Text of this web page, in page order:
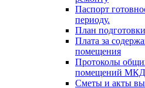
Паспорт
периоду.
План
Плата за
помещения
Протоколы
помещений МКД
Сметы и акты